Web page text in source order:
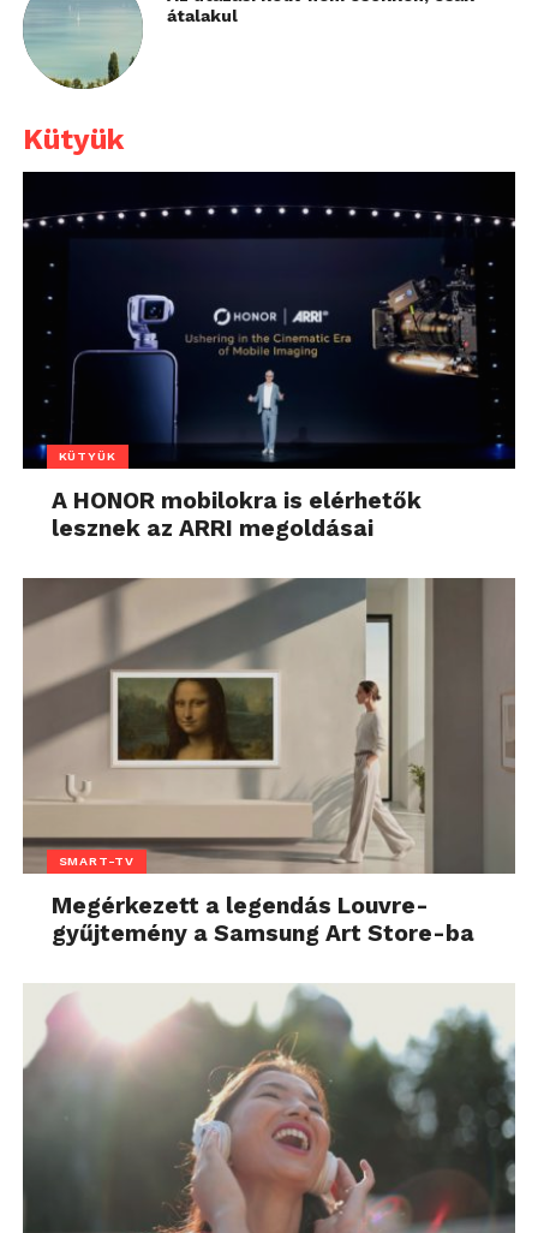
átalakul
Kütyük
KÜTYÜK
A HONOR mobilokra is elérhetők
lesznek az ARRI megoldásai
SMART-TV
Megérkezett a legendás Louvre-
gyűjtemény a Samsung Art Store-ba